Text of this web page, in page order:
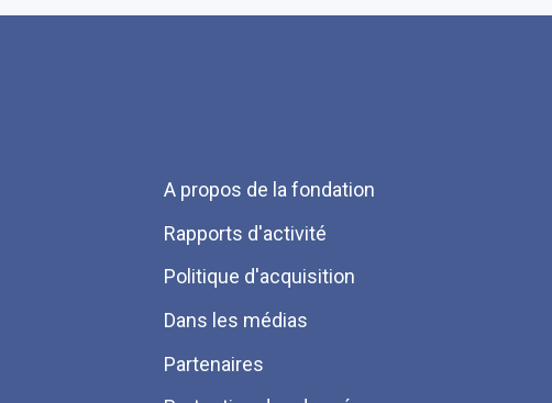
Menu
Pied
de
page
A propos de la fondation
Rapports d'activité
Politique d'acquisition
Dans les médias
Partenaires